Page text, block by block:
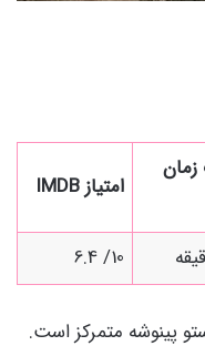
امتیاز IMDB
10/ 6.4
پینوشه متمرکز است.